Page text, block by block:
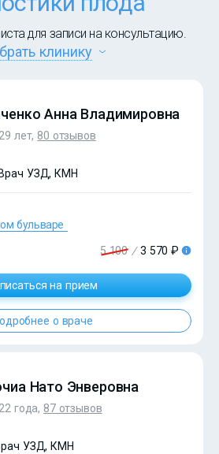
для записи на консультацию.
клинику
Анна Владимировна
лет, 80 отзывов
УЗД, КМН
бульваре
5 100 / 3 570 ₽
на прием
о враче
Нато Энверовна
года, 87 отзывов
УЗД, КМН